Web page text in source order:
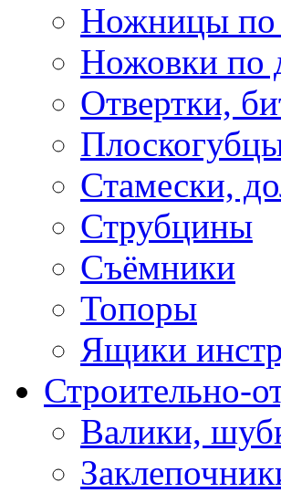
Ножницы по
Ножовки по
Отвертки,
Стамески,
Струбцины
Съёмники
Топоры
Ящики
Строительно-
Валики,